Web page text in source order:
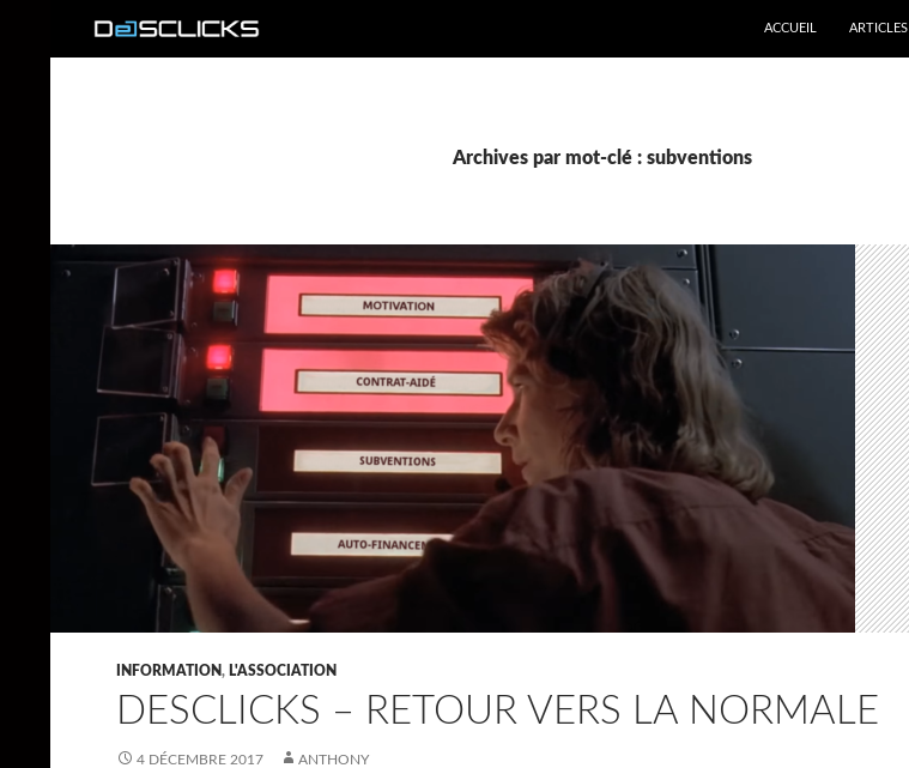
ACCUEIL
ARTICLES
Archives par mot-clé : subventions
INFORMATION, L'ASSOCIATION
DESCLICKS – RETOUR VERS LA NORMALE
4 DÉCEMBRE 2017 ANTHONY